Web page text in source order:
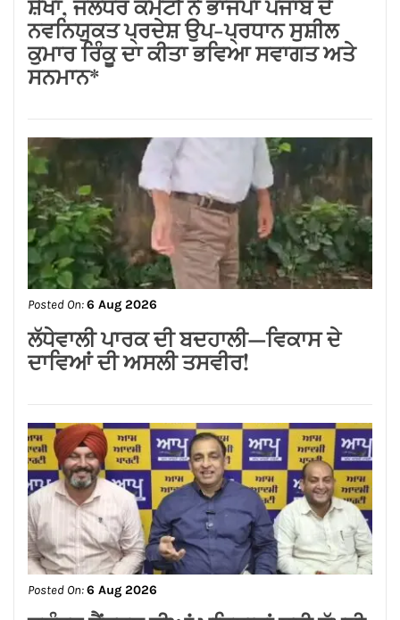
ਸ਼੍*ਰੀ ਕਸ਼ਟ ਨਿਵਾਰਣ ਬਾਲਾਜੀ ਮੰਦਰ, ਬਾਜ਼ਾਰ
ਸ਼ੇਖਾਂ, ਜਲੰਧਰ ਕਮੇਟੀ ਨੇ ਭਾਜਪਾ ਪੰਜਾਬ ਦੇ
ਨਵਨਿਯੁਕਤ ਪ੍ਰਦੇਸ਼ ਉਪ-ਪ੍ਰਧਾਨ ਸੁਸ਼ੀਲ
ਕੁਮਾਰ ਰਿੰਕੂ ਦਾ ਕੀਤਾ ਭਵਿਆ ਸਵਾਗਤ ਅਤੇ
ਸਨਮਾਨ*
Posted On:6 Aug 2026
ਲੱਧੇਵਾਲੀ ਪਾਰਕ ਦੀ ਬਦਹਾਲੀ—ਵਿਕਾਸ ਦੇ
ਦਾਵਿਆਂ ਦੀ ਅਸਲੀ ਤਸਵੀਰ!